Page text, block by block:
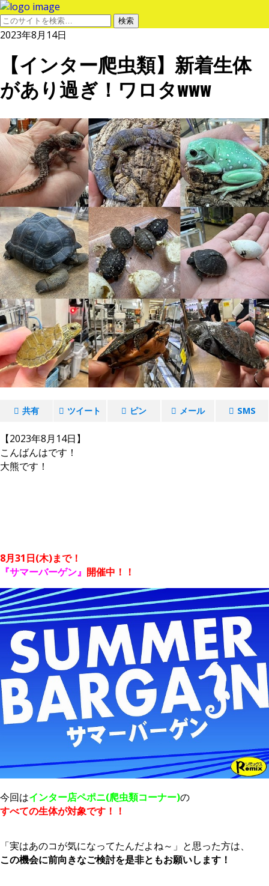
2023年8月14日
【インター爬虫類】新着生体
があり過ぎ！ワロタwww
共有 ツイート ピン メール SMS
【2023年8月14日】
こんばんはです！
大熊です！
8月31日(木)まで！
『サマーバーゲン』 開催中！！
今回はインター店ペポニ(爬虫類コーナー)の
すべての生体が対象です！！
「実はあのコが気になってたんだよね～」と思った方は、
この機会に前向きなご検討を是非ともお願いします！